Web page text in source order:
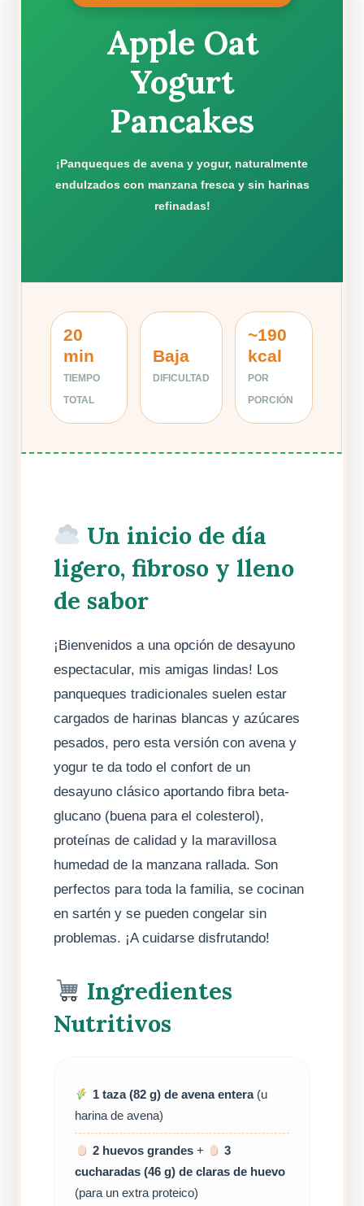
Apple Oat
Yogurt
Pancakes
¡Panqueques de avena y yogur, naturalmente
endulzados con manzana fresca y sin harinas
refinadas!
20
min
TIEMPO
TOTAL
Baja
DIFICULTAD
~190
kcal
POR
PORCIÓN
Un inicio de día
ligero, fibroso y lleno
de sabor
¡Bienvenidos a una opción de desayuno
espectacular, mis amigas lindas! Los
panqueques tradicionales suelen estar
cargados de harinas blancas y azúcares
pesados, pero esta versión con avena y
yogur te da todo el confort de un
desayuno clásico aportando fibra beta-
glucano (buena para el colesterol),
proteínas de calidad y la maravillosa
humedad de la manzana rallada. Son
perfectos para toda la familia, se cocinan
en sartén y se pueden congelar sin
problemas. ¡A cuidarse disfrutando!
Ingredientes
Nutritivos
1 taza (82 g) de avena entera(u
harina de avena)
2 huevos grandes+
3
cucharadas (46 g) de claras de huevo
(para un extra proteico)